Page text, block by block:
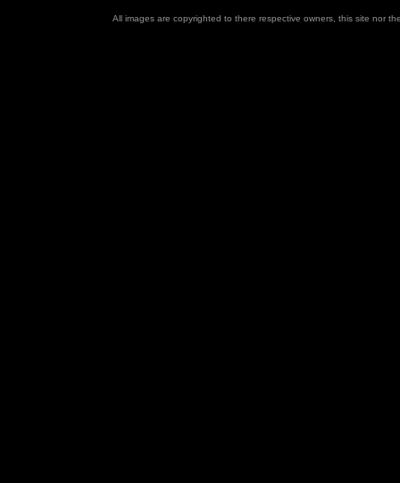
All images are copyrighted to there respective owners, this site nor